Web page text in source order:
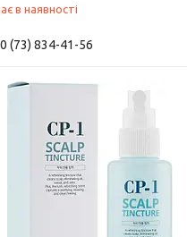
в наявності
(73) 834-41-56